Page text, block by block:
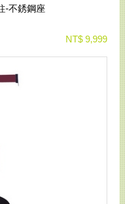
-不銹鋼座
NT$ 9,999